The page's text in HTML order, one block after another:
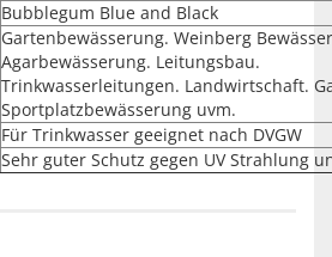
Bubblegum Blue and Black
Gartenbewässerung. Weinberg
Agarbewässerung. Leitungsbau.
Trinkwasserleitungen. Landwirtschaft.
Sportplatzbewässerung uvm.
Für Trinkwasser geeignet nach DVGW
Sehr guter Schutz gegen UV Strahlung